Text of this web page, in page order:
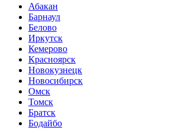
Абакан
Барнаул
Белово
Иркутск
Кемерово
Красноярск
Новокузнецк
Новосибирск
Омск
Томск
Братск
Бодайбо